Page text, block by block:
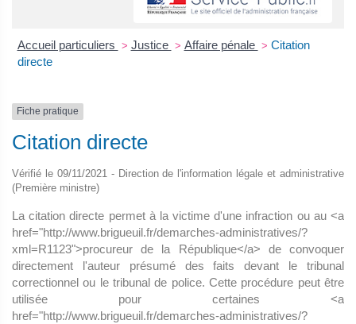
Accueil particuliers > Justice > Affaire pénale > Citation
directe
Fiche pratique
Citation directe
Vérifié le 09/11/2021 - Direction de l'information légale et administrative
(Première ministre)
La citation directe permet à la victime d'une infraction ou au <a
href="http://www.brigueuil.fr/demarches-administratives/?
xml=R1123">procureur de la République</a> de convoquer
directement l'auteur présumé des faits devant le tribunal
correctionnel ou le tribunal de police. Cette procédure peut être
utilisée pour certaines <a
href="http://www.brigueuil.fr/demarches-administratives/?